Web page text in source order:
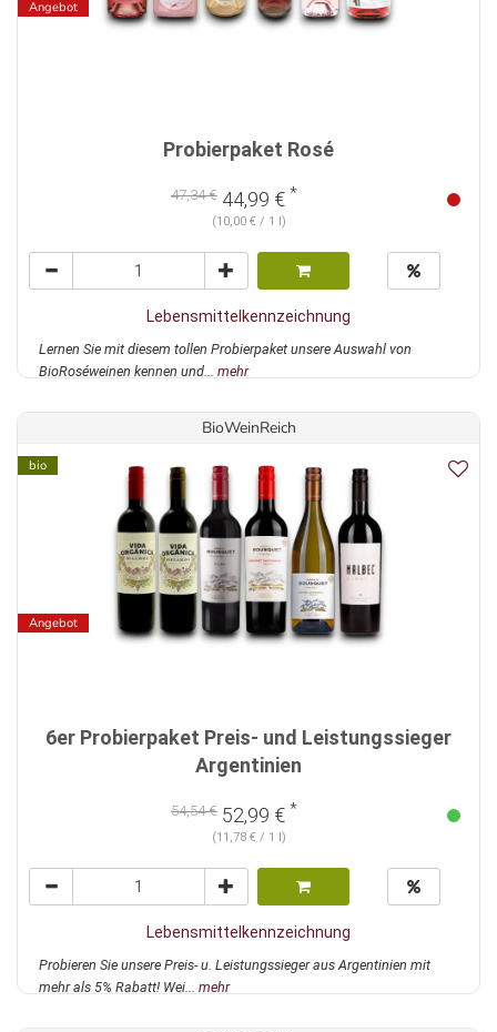
Angebot
Probierpaket Rosé
47,34 € 44,99 € *
(10,00 € / 1 l)
Lebensmittelkennzeichnung
Lernen Sie mit diesem tollen Probierpaket unsere Auswahl von
BioRoséweinen kennen und... mehr
BioWeinReich
bio
Angebot
6er Probierpaket Preis- und Leistungssieger
Argentinien
54,54 € 52,99 € *
(11,78 € / 1 l)
Lebensmittelkennzeichnung
Probieren Sie unsere Preis- u. Leistungssieger aus Argentinien mit
mehr als 5% Rabatt! Wei... mehr